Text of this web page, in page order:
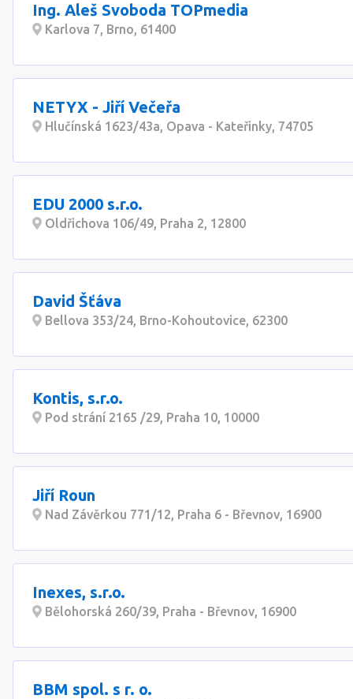
Ing. Aleš Svoboda TOPmedia
Karlova 7, Brno, 61400
NETYX - Jiří Večeřa
Hlučínská 1623/43a, Opava - Kateřinky, 74705
EDU 2000 s.r.o.
Oldřichova 106/49, Praha 2, 12800
David Šťáva
Bellova 353/24, Brno-Kohoutovice, 62300
Kontis, s.r.o.
Pod strání 2165 /29, Praha 10, 10000
Jiří Roun
Nad Závěrkou 771/12, Praha 6 - Břevnov, 16900
Inexes, s.r.o.
Bělohorská 260/39, Praha - Břevnov, 16900
BBM spol. s r. o.